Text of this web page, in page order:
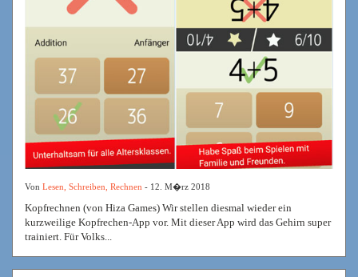
Von Lesen, Schreiben, Rechnen - 12. M�rz 2018
Kopfrechnen (von Hiza Games) Wir stellen diesmal wieder ein
kurzweilige Kopfrechen-App vor. Mit dieser App wird das Gehirn super
trainiert. Für Volks...